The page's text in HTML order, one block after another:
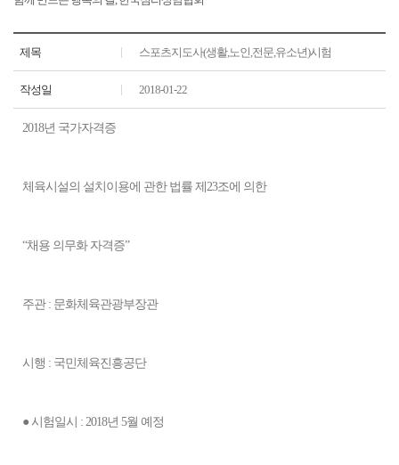
제목 스포츠지도사(생활,노인,전문,유소년)시험
작성일 2018-01-22
2018년 국가자격증
체육시설의 설치이용에 관한 법률 제23조에 의한
​“채용 의무화 자격증”
주관 : 문화체육관광부장관
시행 : 국민체육진흥공단
● 시험일시 : 2018년 5월 예정